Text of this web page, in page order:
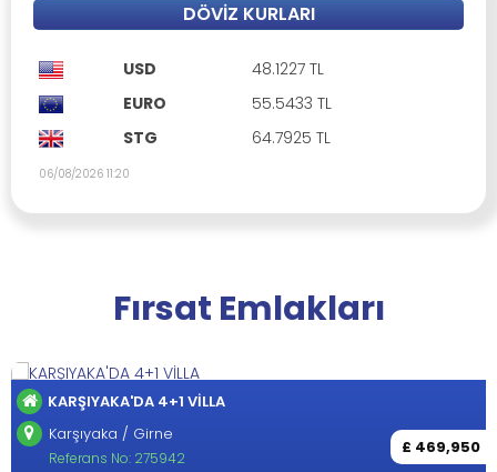
DÖVIZ KURLARI
USD
48.1227 TL
EURO
55.5433 TL
STG
64.7925 TL
06/08/2026 11:20
Fırsat Emlakları
4+1 VİLLA
/ Girne
275942
Lapta /